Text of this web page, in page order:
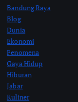
Bandung Raya
Blog
Dunia
Ekonomi
Fenomena
Gaya Hidup
Hiburan
Jabar
Kuliner